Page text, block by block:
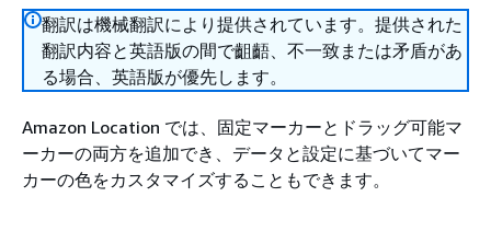
翻訳は機械翻訳により提供されています。提供された
翻訳内容と英語版の間で齟齬、不一致または矛盾があ
る場合、英語版が優先します。
Amazon Location では、固定マーカーとドラッグ可能マ
ーカーの両方を追加でき、データと設定に基づいてマー
カーの色をカスタマイズすることもできます。